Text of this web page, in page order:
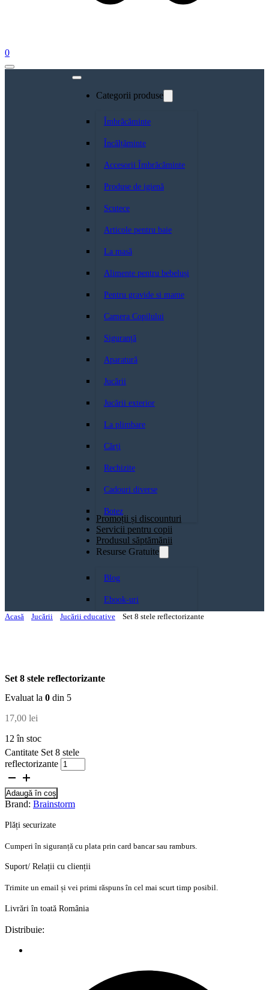
0
Categorii produse
Îmbrăcăminte
Încălțăminte
Accesorii Îmbrăcăminte
Produse de igienă
Scutece
Articole pentru baie
La masă
Alimente pentru bebeluși
Pentru gravide si mame
Camera Copilului
Siguranță
Aparatură
Jucării
Jucării exterior
La plimbare
Cărți
Rechizite
Cadouri diverse
Botez
Promoții și discounturi
Servicii pentru copii
Produsul săptămănii
Resurse Gratuite
Blog
Ebook-uri
Acasă
Jucării Jucării educative Set 8 stele reflectorizante
Set 8 stele reflectorizante
Evaluat la 0 din 5
17,00 lei
12 în stoc
Cantitate Set 8 stele
reflectorizante
Adaugă în coș
Brand: Brainstorm
Plăți securizate
Cumperi în siguranță cu plata prin card bancar sau ramburs.
Suport/ Relații cu clienții
Trimite un email și vei primi răspuns în cel mai scurt timp posibil.
Livrări în toată România
Distribuie: